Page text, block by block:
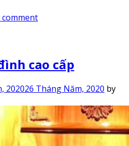
comment
cao cấp
202026 Tháng Năm, 2020 by